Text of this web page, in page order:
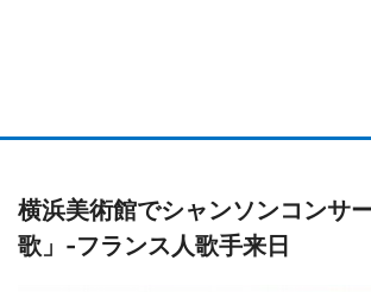
横浜美術館でシャンソンコンサ
歌」-フランス人歌手来日